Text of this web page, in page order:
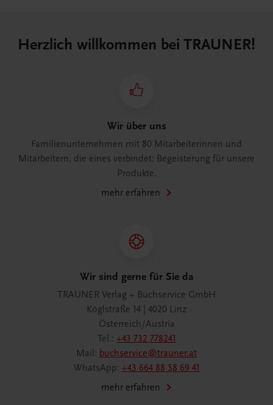
Herzlich willkommen bei TRAUNER!
Wir über uns
Familienunternehmen mit 80 Mitarbeiterinnen und
Mitarbeitern, die eines verbindet: Begeisterung für unsere
Produkte.
mehr erfahren
Wir sind gerne für Sie da
TRAUNER Verlag + Buchservice GmbH
Köglstraße 14 | 4020 Linz
Österreich/Austria
Tel.: +43 732 778241
Mail: buchservice@trauner.at
WhatsApp: +43 664 88 58 69 41
mehr erfahren